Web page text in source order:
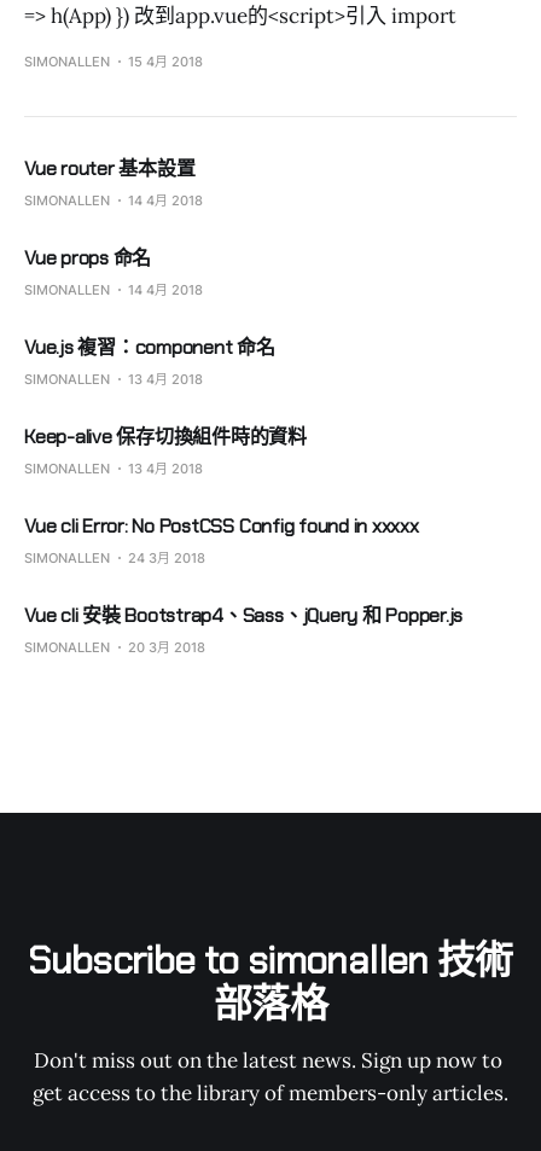
=> h(App) }) 改到app.vue的<script>引入 import
SIMONALLEN 15 4月 2018
Vue router 基本設置
SIMONALLEN 14 4月 2018
Vue props 命名
SIMONALLEN 14 4月 2018
Vue.js 複習：component 命名
SIMONALLEN 13 4月 2018
Keep-alive 保存切換組件時的資料
SIMONALLEN 13 4月 2018
Vue cli Error: No PostCSS Config found in xxxxx
SIMONALLEN 24 3月 2018
Vue cli 安裝 Bootstrap4、Sass、jQuery 和 Popper.js
SIMONALLEN 20 3月 2018
Subscribe to simonallen 技術
部落格
Don't miss out on the latest news. Sign up now to
get access to the library of members-only articles.